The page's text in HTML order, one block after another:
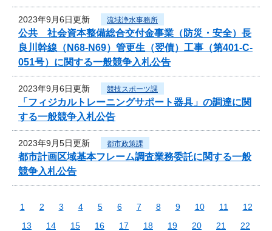
2023年9月6日更新 流域浄水事務所
公共 社会資本整備総合交付金事業（防災・安全）長
良川幹線（N68-N69）管更生（翌債）工事（第401-C-
051号）に関する一般競争入札公告
2023年9月6日更新 競技スポーツ課
「フィジカルトレーニングサポート器具」の調達に関
する一般競争入札公告
2023年9月5日更新 都市政策課
都市計画区域基本フレーム調査業務委託に関する一般
競争入札公告
1 2 3 4 5 6 7 8 9 10 11
12
13
14 15 16 17 18 19 20 21
22